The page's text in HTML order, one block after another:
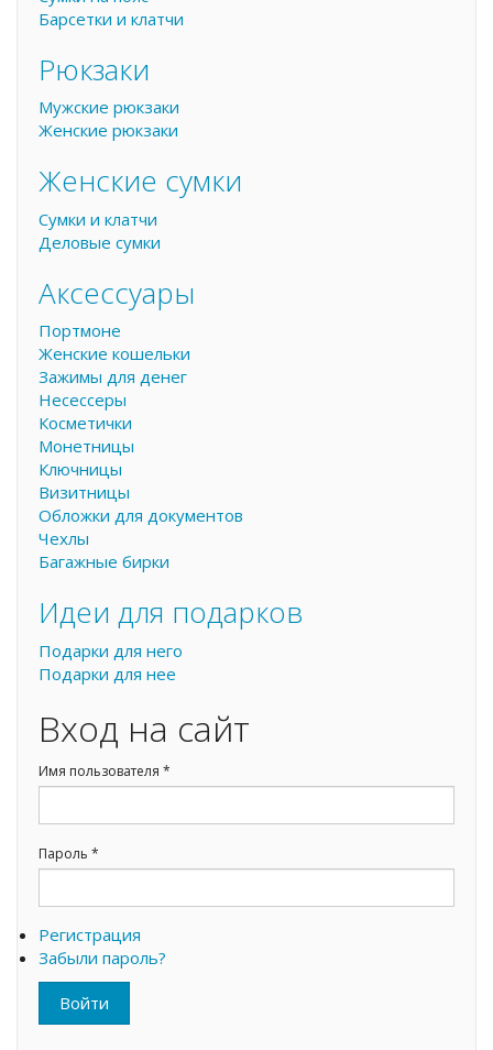
Барсетки и клатчи
Рюкзаки
Мужские рюкзаки
Женские рюкзаки
Женские сумки
Сумки и клатчи
Деловые сумки
Аксессуары
Портмоне
Женские кошельки
Зажимы для денег
Несессеры
Косметички
Монетницы
Ключницы
Визитницы
Обложки для документов
Чехлы
Багажные бирки
Идеи для подарков
Подарки для него
Подарки для нее
Вход на сайт
Имя пользователя *
Пароль *
Регистрация
Забыли пароль?
Войти